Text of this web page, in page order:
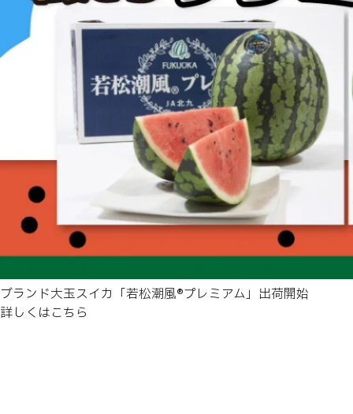
ブランド大玉スイカ「若松潮風®プレミアム」出荷開始
詳しくはこちら